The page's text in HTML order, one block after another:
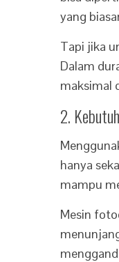
yang
Tapi jika
Dalam
maksimal
2.
hanya
mampu
Mesin